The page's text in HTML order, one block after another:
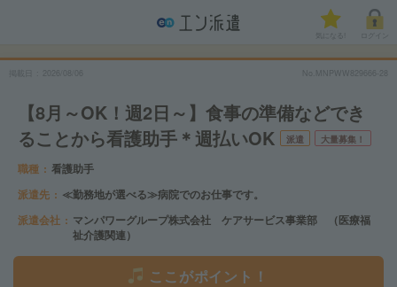
気になる!
No.MNPWW829666-28
【8月～OK！週2日～】食事の準備などでき
ることから看護助手＊週払いOK
派遣 大量募集！
職種
看護助手
派遣先
≪勤務地が選べる≫病院でのお仕事です。
派遣会社
マンパワーグループ株式会社 ケアサービス事業部 （医療福
祉介護関連）
ここがポイント！